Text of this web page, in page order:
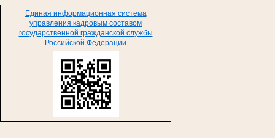
Единая информационная система
управления кадровым составом
государственной гражданской службы
Российской Федерации